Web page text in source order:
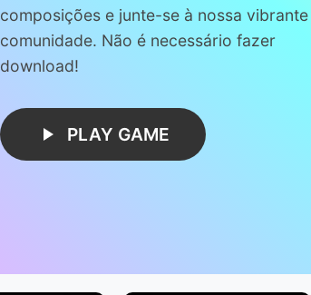
composições e junte-se à nossa vibrante
comunidade. Não é necessário fazer
download!
PLAY GAME